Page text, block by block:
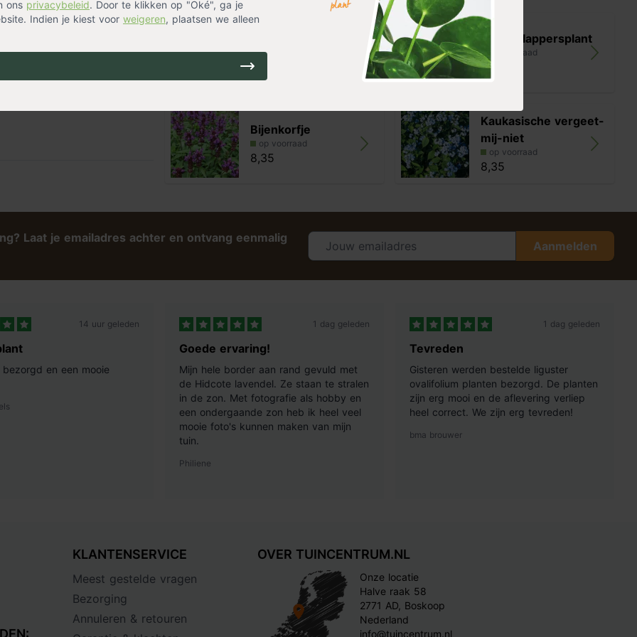
ons privacybeleid. Door te klikken op "Oké", ga je
Indien je kiest voor weigeren, plaatsen we alleen
op voorraad
8,35
Schoenlappersplant
op voorraad
8,35
Bijenkorfje
op voorraad
8,35
Kaukasische vergeet-
mij-niet
op voorraad
8,35
Laat je emailadres achter en ontvang eenmalig
Aanmelden
14 uur geleden
bezorgd en een mooie
1 dag geleden
Goede ervaring!
Mijn hele border aan rand gevuld met
de Hidcote lavendel. Ze staan te stralen
in de zon. Met fotografie als hobby en
een ondergaande zon heb ik heel veel
mooie foto's kunnen maken van mijn
tuin.
Philiene
1 dag geleden
Tevreden
Gisteren werden bestelde liguster
ovalifolium planten bezorgd. De planten
zijn erg mooi en de aflevering verliep
heel correct. We zijn erg tevreden!
bma brouwer
KLANTENSERVICE
Meest gestelde vragen
Bezorging
Annuleren & retouren
OVER TUINCENTRUM.NL
Onze locatie
Halve raak 58
2771 AD, Boskoop
Nederland
info@tuincentrum.nl